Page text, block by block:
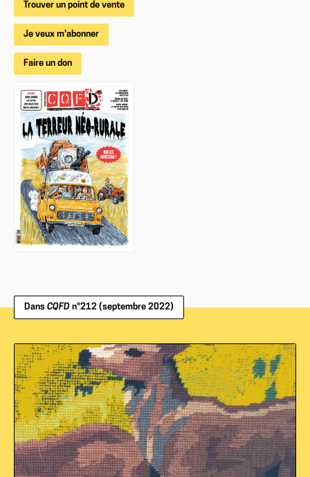
Trouver un point de vente
Je veux m'abonner
Faire un don
Dans CQFD n°212 (septembre 2022)